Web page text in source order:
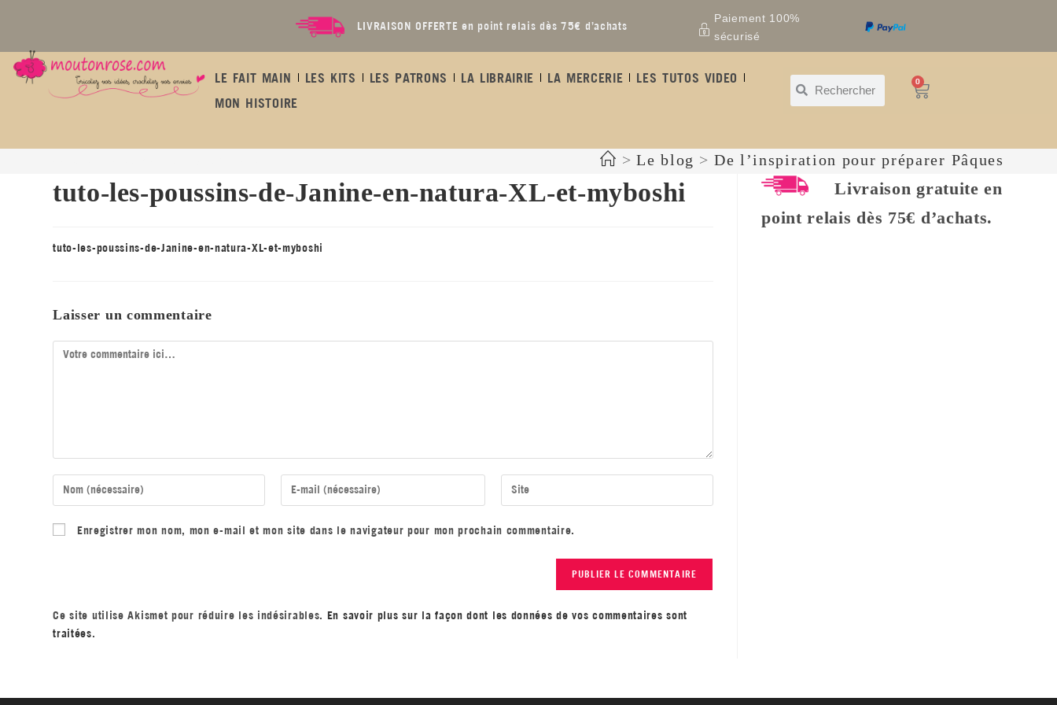
LIVRAISON OFFERTE en point relais dès 75€ d’achats
Paiement 100%
sécurisé
LE FAIT MAIN LES KITS LES PATRONS LA LIBRAIRIE LA MERCERIE
LES TUTOS VIDEO
MON HISTOIRE
0
> Le blog > De l’inspiration pour préparer Pâques
tuto-les-poussins-de-Janine-en-natura-XL-et-myboshi
tuto-les-poussins-de-Janine-en-natura-XL-et-myboshi
Laisser un commentaire
Enregistrer mon nom, mon e-mail et mon site dans le navigateur pour mon prochain commentaire.
Ce site utilise Akismet pour réduire les indésirables. En savoir plus sur la façon dont les données de vos commentaires sont
traitées.
Livraison gratuite en
point relais dès 75€ d’achats.